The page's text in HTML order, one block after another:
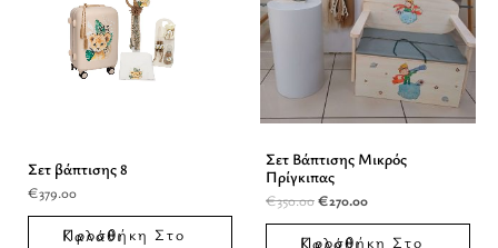
Σετ βάπτισης 8
€379.00
Προσθήκη Στο Καλάθι
Σετ Βάπτισης Μικρός
Πρίγκιπας
€350.00€270.00
Προσθήκη Στο Καλάθι